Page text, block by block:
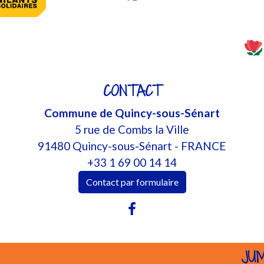
CONTACT
Commune de Quincy-sous-Sénart
5 rue de Combs la Ville
91480 Quincy-sous-Sénart - FRANCE
+33 1 69 00 14 14
Contact par formulaire